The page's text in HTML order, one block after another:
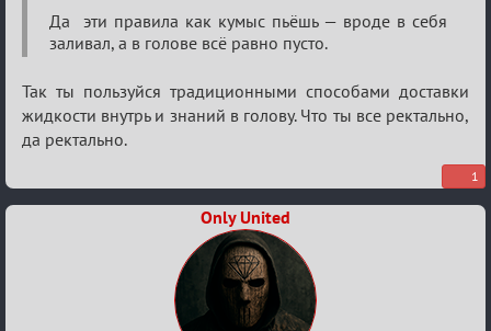
Да эти правила как кумыс пьёшь — вроде в себя
заливал, а в голове всё равно пусто.
Так ты пользуйся традиционными способами доставки
жидкости внутрь и знаний в голову. Что ты все ректально,
да ректально.
1
Only United